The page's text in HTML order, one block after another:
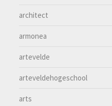
architect
armonea
artevelde
arteveldehogeschool
arts